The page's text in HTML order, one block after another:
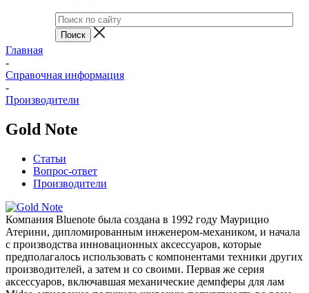
Главная
-
Справочная информация
-
Производители
Gold Note
Статьи
Вопрос-ответ
Производители
Компания Bluenote была создана в 1992 году Маурицио
Атерини, дипломированным инженером-механиком, и начала
с производства инновационных аксессуаров, которые
предполагалось использовать с компонентами техники других
производителей, а затем и со своими. Первая же серия
аксессуаров, включавшая механические демпферы для лам